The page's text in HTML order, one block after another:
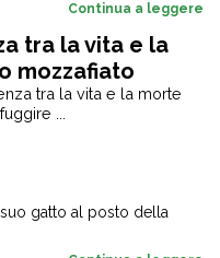
Continua a leggere
tra la vita e la
mozzafiato
tra la vita e la morte
...